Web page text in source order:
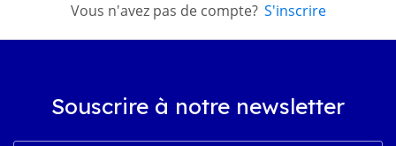
Vous n'avez pas de compte? S'inscrire
Souscrire à notre newsletter